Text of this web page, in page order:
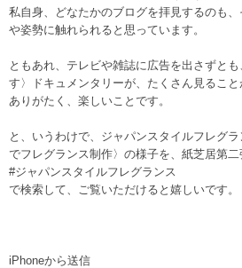
私自身、どなたかのブログを拝見するのも
や姿勢に触れられると思っています。
ともあれ、テレビや雑誌に広告を出さずと
す〉ドキュメンタリーが、たくさん見ること
ありがたく、楽しいことです。
と、いうわけで、ジャパンスタイルフレグ
でフレグランス制作〉の様子を、紙芝居第二
#ジャパンスタイルフレグランス
で検索して、ご覧いただけると嬉しいです。
iPhoneから送信